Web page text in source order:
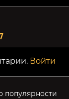
Войти
популярности